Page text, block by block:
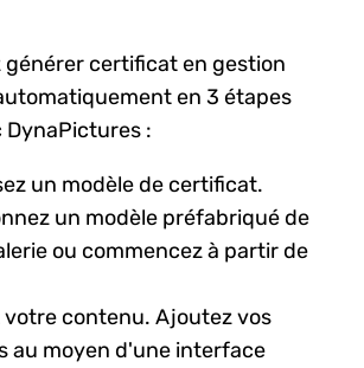
générer certificat en gestion
en 3 étapes
DynaPictures :
un modèle de certificat.
un modèle préfabriqué de
ou commencez à partir de
contenu. Ajoutez vos
au moyen d'une interface